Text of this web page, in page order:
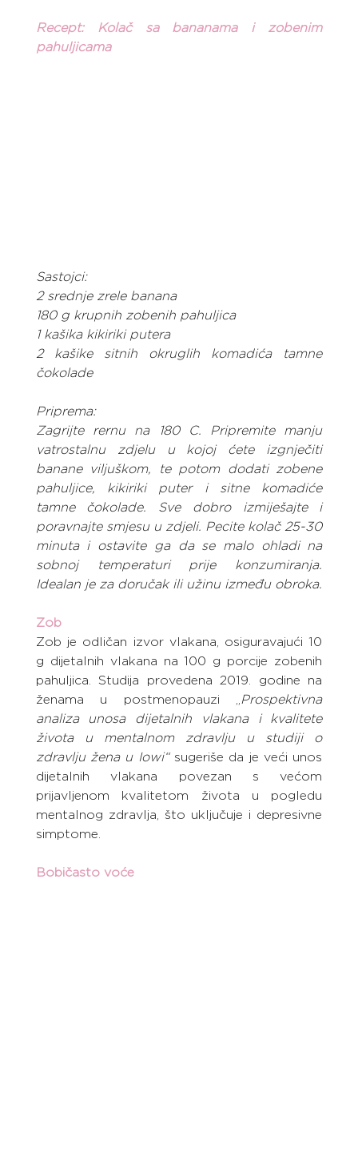
Recept: Kolač sa bananama i zobenim
pahuljicama
Sastojci:
2 srednje zrele banana
180 g krupnih zobenih pahuljica
1 kašika kikiriki putera
2 kašike sitnih okruglih komadića tamne
čokolade
Priprema:
Zagrijte rernu na 180 C. Pripremite manju
vatrostalnu zdjelu u kojoj ćete izgnječiti
banane viljuškom, te potom dodati zobene
pahuljice, kikiriki puter i sitne komadiće
tamne čokolade. Sve dobro izmiješajte i
poravnajte smjesu u zdjeli. Pecite kolač 25-30
minuta i ostavite ga da se malo ohladi na
sobnoj temperaturi prije konzumiranja.
Idealan je za doručak ili užinu između obroka.
Zob
Zob je odličan izvor vlakana, osiguravajući 10
g dijetalnih vlakana na 100 g porcije zobenih
pahuljica. Studija provedena 2019. godine na
ženama u postmenopauzi „ Prospektivna
analiza unosa dijetalnih vlakana i kvalitete
života u mentalnom zdravlju u studiji o
zdravlju žena u Iowi“ sugeriše da je veći unos
dijetalnih vlakana povezan s većom
prijavljenom kvalitetom života u pogledu
mentalnog zdravlja, što uključuje i depresivne
simptome.
Bobičasto voće